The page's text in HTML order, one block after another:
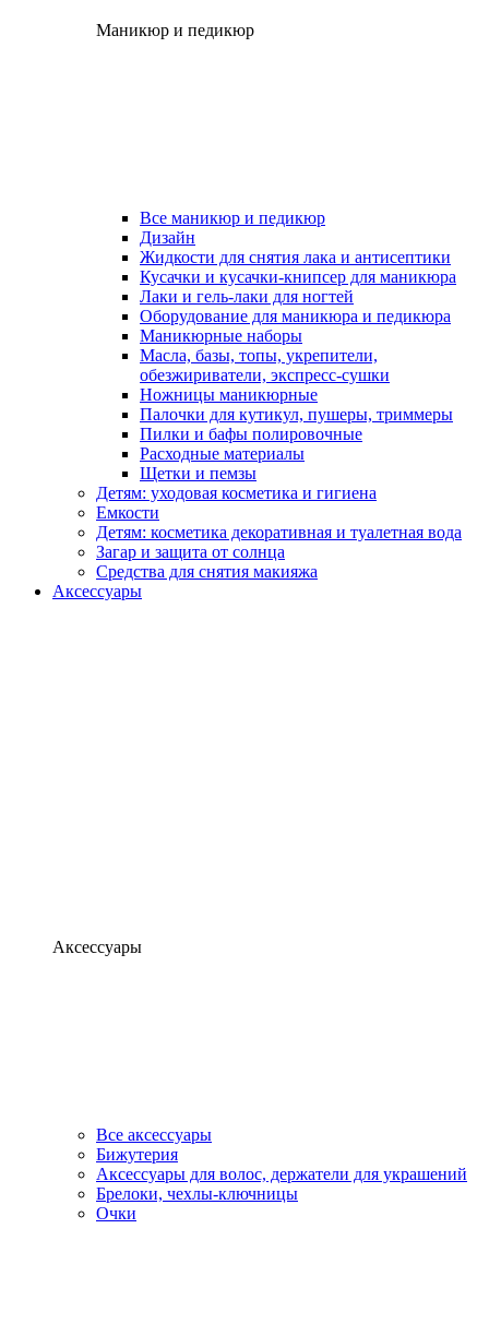
Маникюр и педикюр
Все маникюр и педикюр
Дизайн
Жидкости для снятия лака и антисептики
Кусачки и кусачки-книпсер для маникюра
Лаки и гель-лаки для ногтей
Оборудование для маникюра и педикюра
Маникюрные наборы
Масла, базы, топы, укрепители,
обезжириватели, экспресс-сушки
Ножницы маникюрные
Палочки для кутикул, пушеры, триммеры
Пилки и бафы полировочные
Расходные материалы
Щетки и пемзы
Детям: уходовая косметика и гигиена
Емкости
Детям: косметика декоративная и туалетная вода
Загар и защита от солнца
Средства для снятия макияжа
Аксессуары
Аксессуары
Все аксессуары
Бижутерия
Аксессуары для волос, держатели для украшений
Брелоки, чехлы-ключницы
Очки